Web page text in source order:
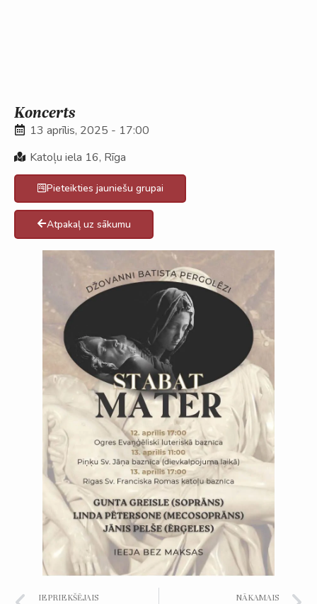
Koncerts
13 aprīlis, 2025 - 17:00
Katoļu iela 16, Rīga
Pieteikties jauniešu grupai
Atpakaļ uz sākumu
IEPRIEKŠĒJAIS NĀKAMAIS